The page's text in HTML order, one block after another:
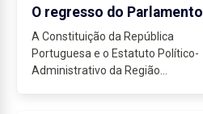
O regresso do Parlamento
A Constituição da República
Portuguesa e o Estatuto Político-
Administrativo da Região